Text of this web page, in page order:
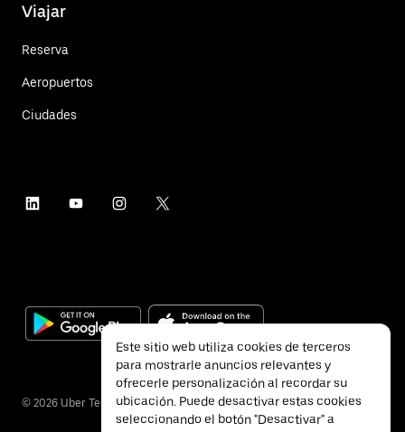
Viajar
Reserva
Aeropuertos
Ciudades
© 2026 Uber Technologies Inc.
Este sitio web utiliza cookies de terceros
para mostrarle anuncios relevantes y
ofrecerle personalización al recordar su
ubicación. Puede desactivar estas cookies
seleccionando el botón "Desactivar" a